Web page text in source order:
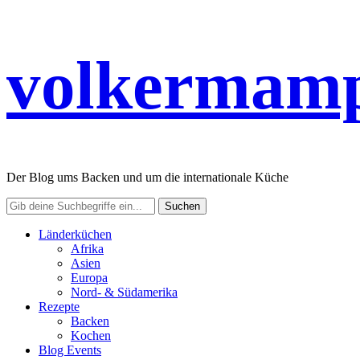
Der Blog ums Backen und um die internationale Küche
Länderküchen
Afrika
Asien
Europa
Nord- & Südamerika
Rezepte
Backen
Kochen
Blog Events